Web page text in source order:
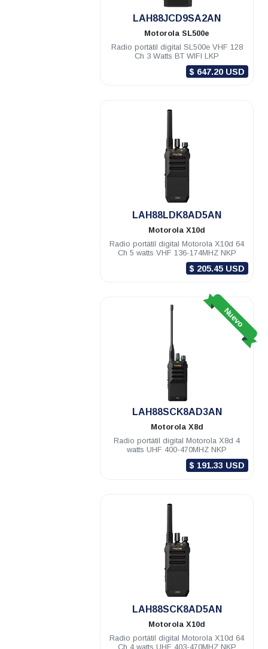
LAH88JCD9SA2AN
MotorolaSL500e
Radio portátil digital SL500e VHF 128
Ch 3 Watts BT WIFI LKP
$ 647.20 USD
LAH88LDK8AD5AN
MotorolaX10d
Radio portátil digital Motorola X10d 64
Ch 5 watts VHF 136-174MHZ NKP
$ 205.45 USD
Nuevo
LAH88SCK8AD3AN
Motorola X8d
Radio portátil digital Motorola X8d 4
watts UHF 400-470MHZ NKP
$ 191.33 USD
LAH88SCK8AD5AN
MotorolaX10d
Radio portátil digital Motorola X10d 64
Ch 4 watts UHF 403-470MHZ NKP